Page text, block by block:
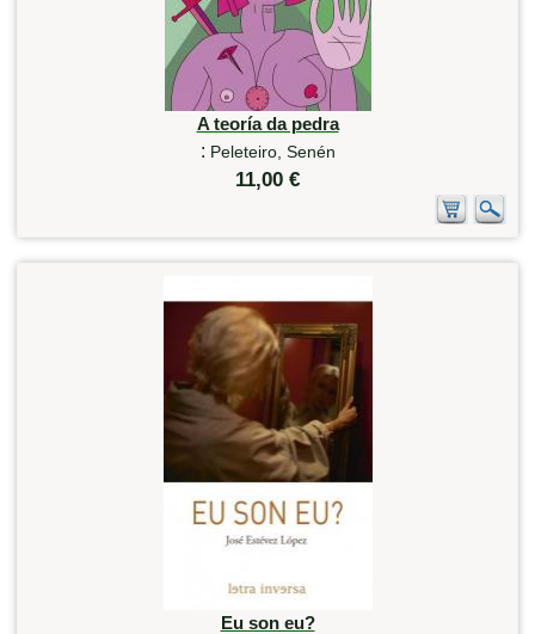
A teoría da pedra
: Peleteiro, Senén
11,00 €
Eu son eu?